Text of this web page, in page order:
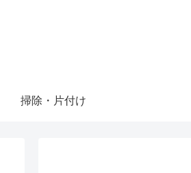
掃除・片付け